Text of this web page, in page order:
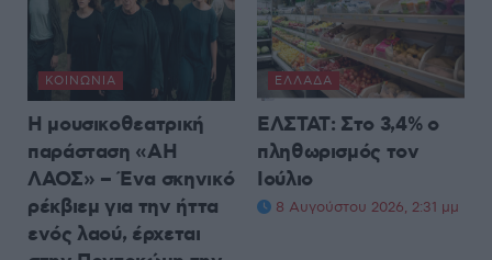
ΚΟΙΝΩΝΊΑ
Η μουσικοθεατρική
παράσταση «ΑΗ
ΛΑΟΣ» – Ένα σκηνικό
ρέκβιεμ για την ήττα
ενός λαού, έρχεται
ΕΛΛΆΔΑ
ΕΛΣΤΑΤ: Στο 3,4% ο
πληθωρισμός τον
Ιούλιο
8 Αυγούστου 2026, 2:31 μμ